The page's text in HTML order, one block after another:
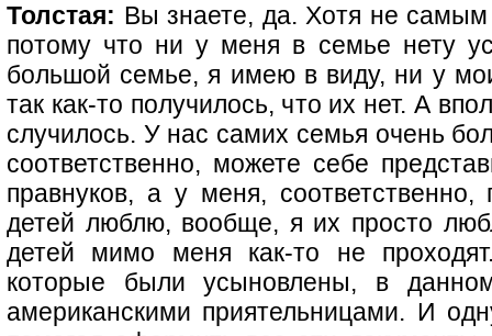
Толстая: Вы знаете, да. Хотя не
потому что ни у меня в семье нету
большой семье, я имею в виду, ни у
так как-то получилось, что их нет. А
случилось. У нас самих семья очень
соответственно, можете себе
правнуков, а у меня,
детей люблю, вообще, я их просто
детей мимо меня как-то не
которые были усыновлены, в
американскими приятельницами. И